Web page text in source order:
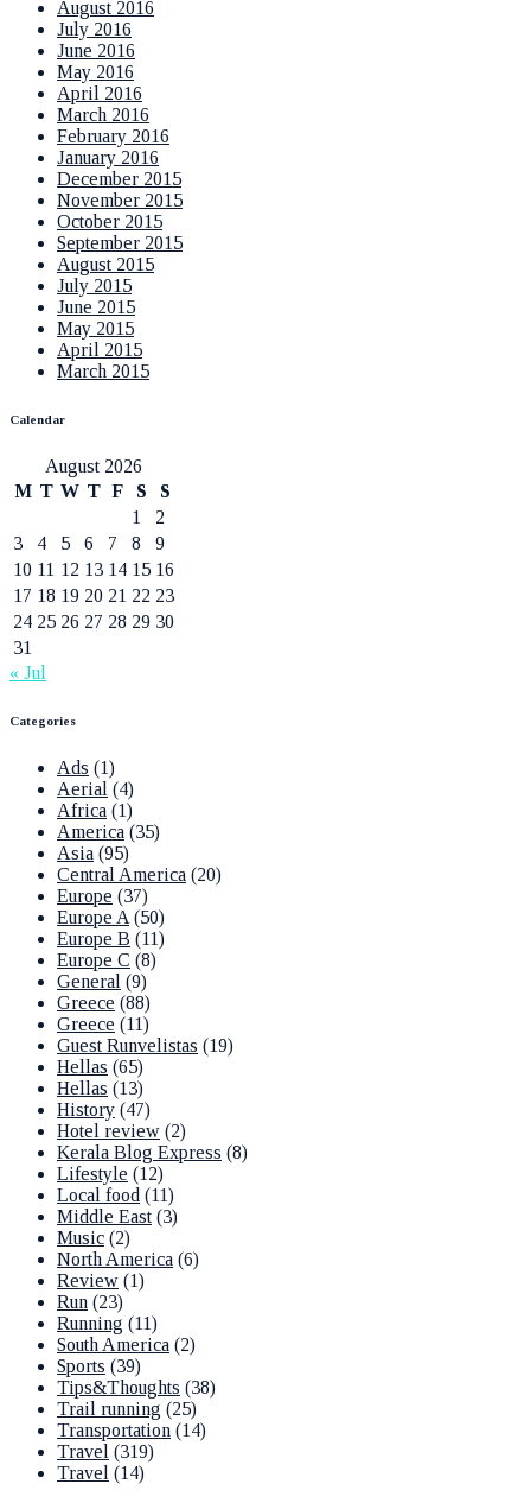
August 2016
July 2016
June 2016
May 2016
April 2016
March 2016
February 2016
January 2016
December 2015
November 2015
October 2015
September 2015
August 2015
July 2015
June 2015
May 2015
April 2015
March 2015
Calendar
August 2026
M T W T F S
S
1
2
3
4 5 6 7 8
9
10 11 12 13 14 15 16
17 18 19 20 21 22 23
24 25 26 27 28 29 30
31
« Jul
Categories
Ads (1)
Aerial (4)
Africa (1)
America (35)
Asia (95)
Central America (20)
Europe (37)
Europe A (50)
Europe B (11)
Europe C (8)
General (9)
Greece (88)
Greece (11)
Guest Runvelistas (19)
Hellas (65)
Hellas (13)
History (47)
Hotel review (2)
Kerala Blog Express (8)
Lifestyle (12)
Local food (11)
Middle East (3)
Music (2)
North America (6)
Review (1)
Run (23)
Running (11)
South America (2)
Sports (39)
Tips&Thoughts (38)
Trail running (25)
Transportation (14)
Travel (319)
Travel (14)